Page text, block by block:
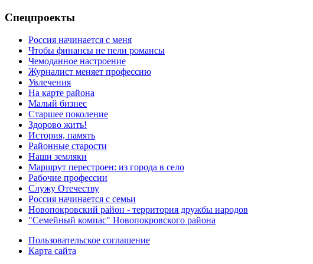
Спецпроекты
Россия начинается с меня
Чтобы финансы не пели романсы
Чемоданное настроение
Журналист меняет профессию
Увлечения
На карте района
Малый бизнес
Старшее поколение
Здорово жить!
История, память
Районные старости
Наши земляки
Маршрут перестроен: из города в село
Рабочие профессии
Служу Отечеству
Россия начинается с семьи
Новопокровский район - территория дружбы народов
"Семейный компас" Новопокровского района
Пользовательское соглашение
Карта сайта